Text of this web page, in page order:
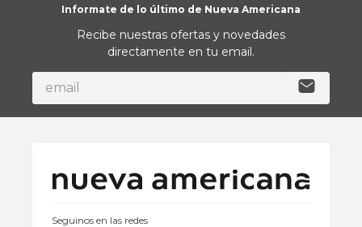
Informate de lo último de Nueva Americana
Recibe nuestras ofertas y novedades
directamente en tu email.
Seguinos en las redes